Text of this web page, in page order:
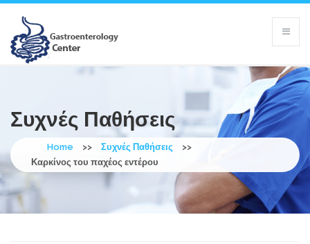
Συχνές Παθήσεις
Home >> Συχνές Παθήσεις
>>
Καρκίνος του παχέος εντέρου